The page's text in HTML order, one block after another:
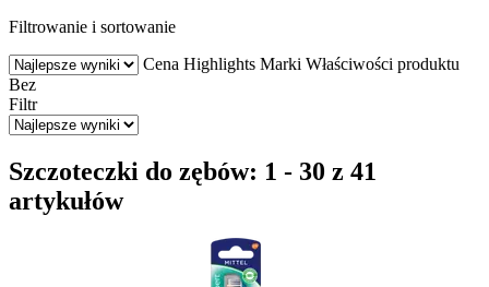
Filtrowanie i sortowanie
Cena Highlights Marki Właściwości produktu
Bez
Filtr
Szczoteczki do zębów: 1 - 30 z 41
artykułów